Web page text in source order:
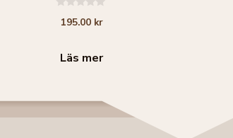
195.00 kr
Läs mer